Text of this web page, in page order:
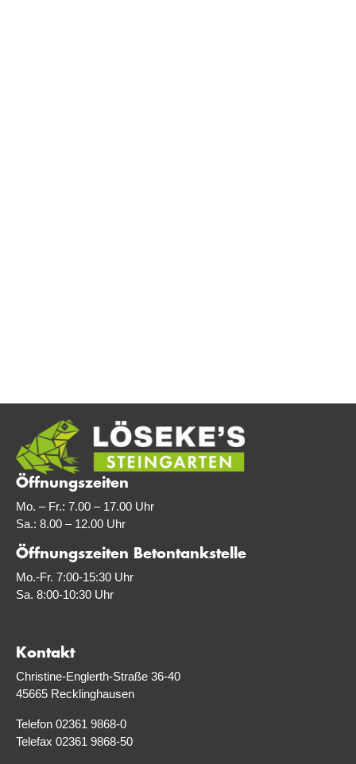
Öffnungszeiten
Mo. – Fr.: 7.00 – 17.00 Uhr
Sa.: 8.00 – 12.00 Uhr
Öffnungszeiten Betontankstelle
Mo.-Fr. 7:00-15:30 Uhr
Sa. 8:00-10:30 Uhr
Kontakt
Christine-Englerth-Straße 36-40
45665 Recklinghausen
Telefon 02361 9868-0
Telefax 02361 9868-50